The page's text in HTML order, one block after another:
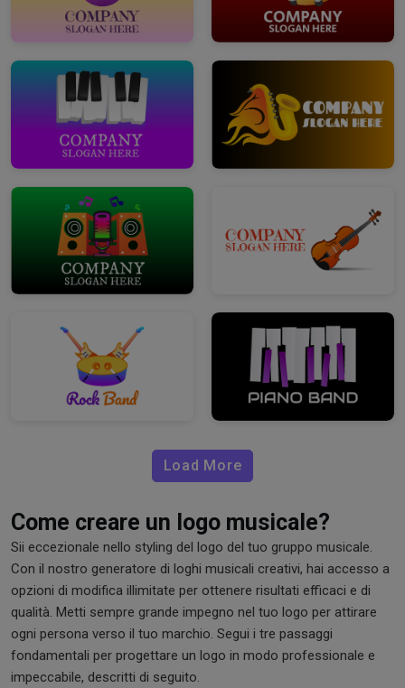
Load More
Come creare un logo musicale?
Sii eccezionale nello styling del logo del tuo gruppo musicale.
Con il nostro generatore di loghi musicali creativi, hai accesso a
opzioni di modifica illimitate per ottenere risultati efficaci e di
qualità. Metti sempre grande impegno nel tuo logo per attirare
ogni persona verso il tuo marchio. Segui i tre passaggi
fondamentali per progettare un logo in modo professionale e
impeccabile, descritti di seguito.